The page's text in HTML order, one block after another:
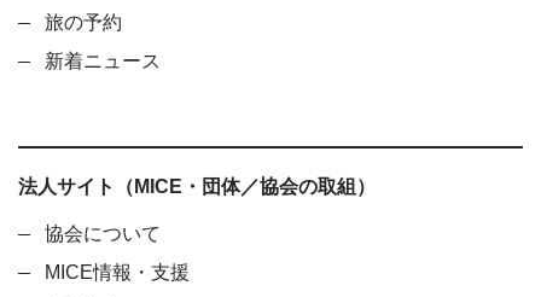
旅の予約
新着ニュース
法人サイト（MICE・団体／協会の取組）
協会について
MICE情報・支援